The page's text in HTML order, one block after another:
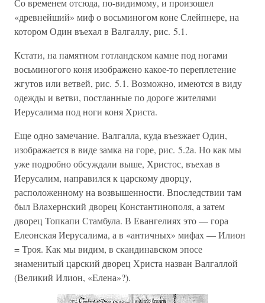
Со временем отсюда, по-видимому, и произошел
«древнейший» миф о восьминогом коне Слейпнере, на
котором Один въехал в Валгаллу, рис. 5.1.
Кстати, на памятном готландском камне под ногами
восьминогого коня изображено какое-то переплетение
жгутов или ветвей, рис. 5.1. Возможно, имеются в виду
одежды и ветви, постланные по дороге жителями
Иерусалима под ноги коня Христа.
Еще одно замечание. Валгалла, куда въезжает Один,
изображается в виде замка на горе, рис. 5.2а. Но как мы
уже подробно обсуждали выше, Христос, въехав в
Иерусалим, направился к царскому дворцу,
расположенному на возвышенности. Впоследствии там
был Влахернский дворец Константинополя, а затем
дворец Топкапи Стамбула. В Евангелиях это — гора
Елеонская Иерусалима, а в «античных» мифах — Илион
= Троя. Как мы видим, в скандинавском эпосе
знаменитый царский дворец Христа назван Валгаллой
(Великий Илион, «Елена»?).